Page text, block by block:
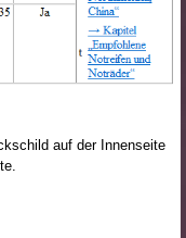
auf der Innenseite